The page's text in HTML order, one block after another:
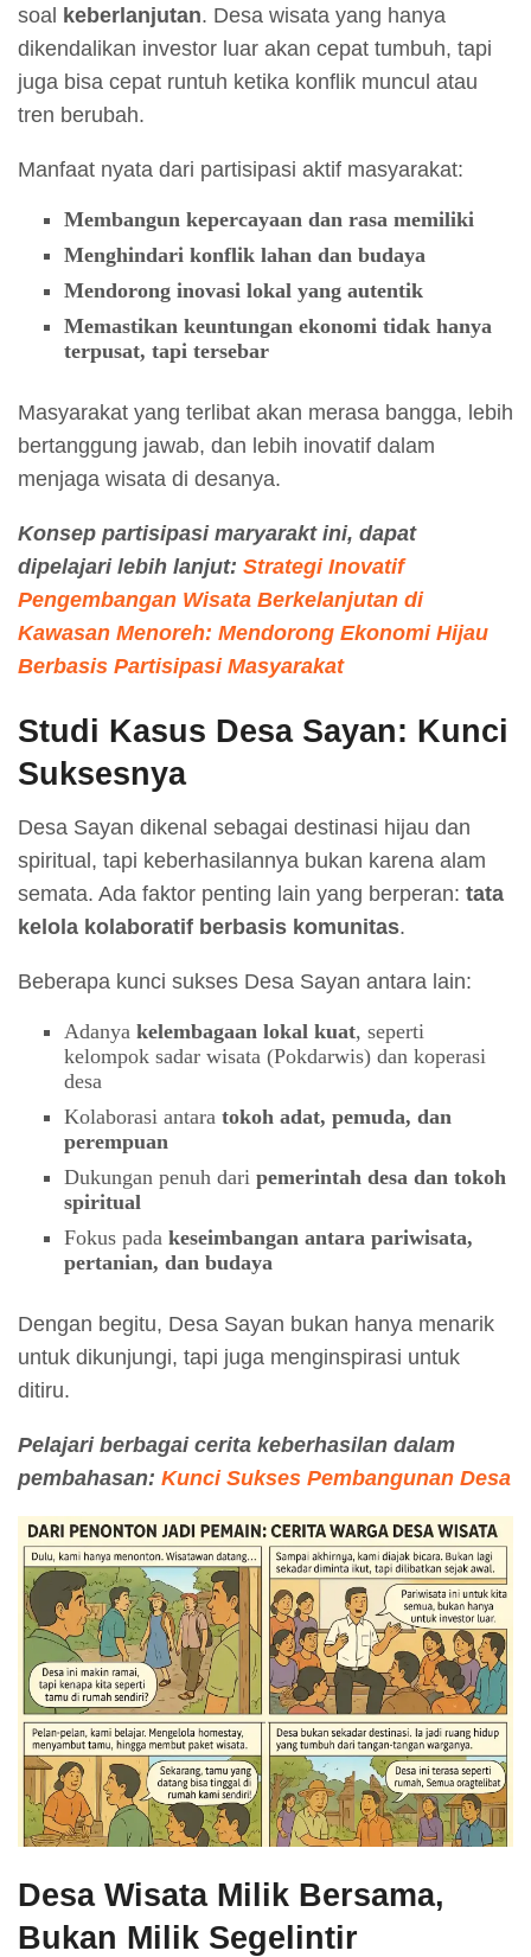
soal keberlanjutan. Desa wisata yang hanya
dikendalikan investor luar akan cepat tumbuh, tapi
juga bisa cepat runtuh ketika konflik muncul atau
tren berubah.
Manfaat nyata dari partisipasi aktif masyarakat:
Membangun kepercayaan dan rasa memiliki
Menghindari konflik lahan dan budaya
Mendorong inovasi lokal yang autentik
Memastikan keuntungan ekonomi tidak hanya
terpusat, tapi tersebar
Masyarakat yang terlibat akan merasa bangga, lebih
bertanggung jawab, dan lebih inovatif dalam
menjaga wisata di desanya.
Konsep partisipasi maryarakt ini, dapat
dipelajari lebih lanjut: Strategi Inovatif
Pengembangan Wisata Berkelanjutan di
Kawasan Menoreh: Mendorong Ekonomi Hijau
Berbasis Partisipasi Masyarakat
Studi Kasus Desa Sayan: Kunci
Suksesnya
Desa Sayan dikenal sebagai destinasi hijau dan
spiritual, tapi keberhasilannya bukan karena alam
semata. Ada faktor penting lain yang berperan: tata
kelola kolaboratif berbasis komunitas.
Beberapa kunci sukses Desa Sayan antara lain:
Adanya kelembagaan lokal kuat, seperti
kelompok sadar wisata (Pokdarwis) dan koperasi
desa
Kolaborasi antara tokoh adat, pemuda, dan
perempuan
Dukungan penuh dari pemerintah desa dan tokoh
spiritual
Fokus pada keseimbangan antara pariwisata,
pertanian, dan budaya
Dengan begitu, Desa Sayan bukan hanya menarik
untuk dikunjungi, tapi juga menginspirasi untuk
ditiru.
Pelajari berbagai cerita keberhasilan dalam
pembahasan: Kunci Sukses Pembangunan Desa
Desa Wisata Milik Bersama,
Bukan Milik Segelintir